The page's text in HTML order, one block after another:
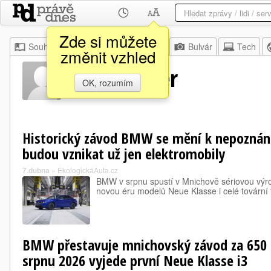
Zde si můžete
změnit vzhled
OK, rozumím
Souhrn Moje Z domova Bulvár Tech
Peter Weber
Historický závod BMW se mění k
budou vznikat už jen elektromobily
7.dubna » EkologickáAuta.cz
BMW v srpnu spustí v Mnichově sériovou
novou éru modelů Neue Klasse i celé
BMW přestavuje mnichovský závod za
srpnu 2026 vyjede první Neue Klasse i3